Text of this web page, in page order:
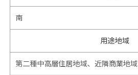
南
用途地域
第二種中高層住居地域、近隣商業地域